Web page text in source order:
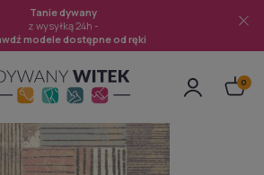
Tanie dywany
z wysyłką 24h -
modele dostępne od ręki